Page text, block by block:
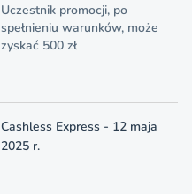
Uczestnik promocji, po
spełnieniu warunków, może
zyskać 500 zł
Cashless Express - 12 maja
2025 r.